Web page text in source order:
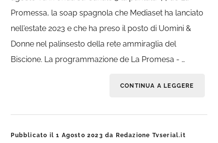
Promessa, la soap spagnola che Mediaset ha lanciato
nell'estate 2023 e che ha preso il posto di Uomini &
Donne nel palinsesto della rete ammiraglia del
Biscione. La programmazione de La Promesa - …
CONTINUA A LEGGERE
Pubblicato il1 Agosto 2023 da Redazione Tvserial.it